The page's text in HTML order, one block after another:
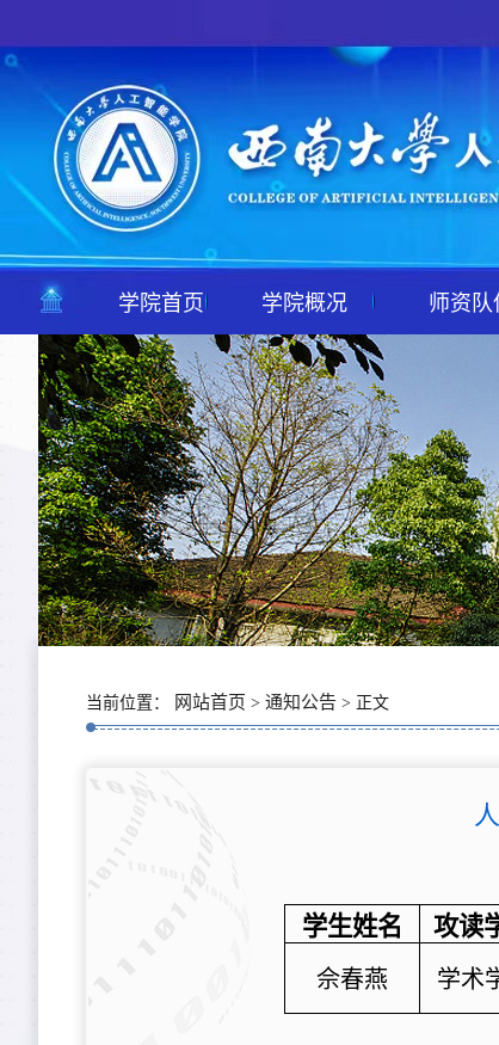
学院首页 学院概况 师资队
当前位置： 网站首页 > 通知公告 > 正文
学生姓名 攻读
佘春燕 学术